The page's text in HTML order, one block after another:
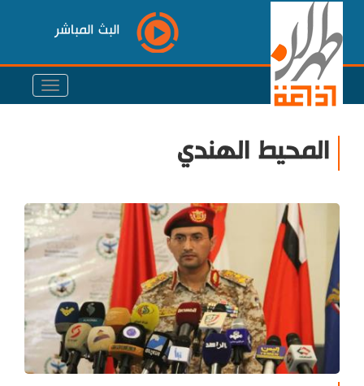
البث المباشر
المحيط الهندي